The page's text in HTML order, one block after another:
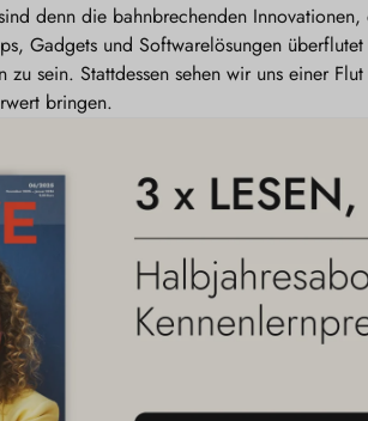
denn die bahnbrechenden
Gadgets und Softwarelösungen
sein. Stattdessen sehen wir uns einer
bringen.